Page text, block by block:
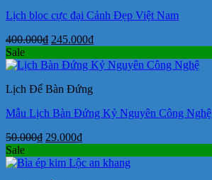
Lịch bloc cực đại Cảnh Đẹp Việt Nam
400.000₫ Giá
là:
245.000₫Giá
tại
Sale
Lịch Để Bàn Đứng
Mẫu Lịch Bàn Đứng Kỷ Nguyên Công Nghệ
50.000₫ Giá
là:
29.000₫Giá
tại
Sale